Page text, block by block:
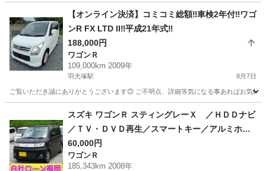
その他 ローン
【オンライン決済】コミコミ総額‼️車検2年付‼️ワゴ
ンR FX LTD II‼️平成21年式‼️
188,000円
ワゴンＲ
109,000km 2009年
羽犬塚駅 8月7日
ご覧いただき誠にありがとうございます😊 ご不明点、詳細等気になる事あればお気
羽犬塚駅 ワゴンＲ ワゴンR
スズキ ワゴンＲ スティングレーＸ ／ＨＤＤナビ
／ＴＶ・ＤＶＤ再生／スマートキー／アルミホイ
ール／ＨＩＤライト／盗難防止／電格ミラー／タ
イミングチェーン （検9.6）
60,000円
ワゴンＲ
185,343km 2008年